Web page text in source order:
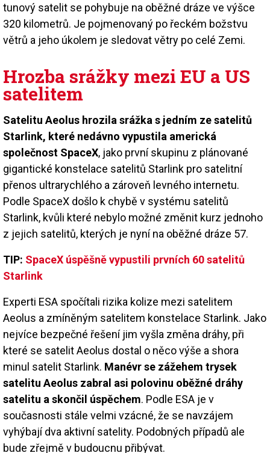
tunový satelit se pohybuje na oběžné dráze ve výšce
320 kilometrů. Je pojmenovaný po řeckém božstvu
větrů a jeho úkolem je sledovat větry po celé Zemi.
Hrozba srážky mezi EU a US
satelitem
Satelitu Aeolus hrozila srážka s jedním ze satelitů
Starlink, které nedávno vypustila americká
společnost SpaceX, jako první skupinu z plánované
gigantické konstelace satelitů Starlink pro satelitní
přenos ultrarychlého a zároveň levného internetu.
Podle SpaceX došlo k chybě v systému satelitů
Starlink, kvůli které nebylo možné změnit kurz jednoho
z jejich satelitů, kterých je nyní na oběžné dráze 57.
TIP: SpaceX úspěšně vypustili prvních 60 satelitů
Starlink
Experti ESA spočítali rizika kolize mezi satelitem
Aeolus a zmíněným satelitem konstelace Starlink. Jako
nejvíce bezpečné řešení jim vyšla změna dráhy, při
které se satelit Aeolus dostal o něco výše a shora
minul satelit Starlink. Manévr se zážehem trysek
satelitu Aeolus zabral asi polovinu oběžné dráhy
satelitu a skončil úspěchem. Podle ESA je v
současnosti stále velmi vzácné, že se navzájem
vyhýbají dva aktivní satelity. Podobných případů ale
bude zřejmě v budoucnu přibývat.